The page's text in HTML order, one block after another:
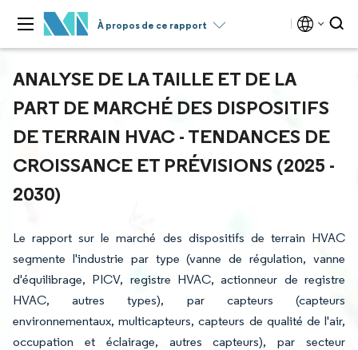
À propos de ce rapport
ANALYSE DE LA TAILLE ET DE LA
PART DE MARCHÉ DES DISPOSITIFS
DE TERRAIN HVAC - TENDANCES DE
CROISSANCE ET PRÉVISIONS (2025 -
2030)
Le rapport sur le marché des dispositifs de terrain HVAC
segmente l'industrie par type (vanne de régulation, vanne
d'équilibrage, PICV, registre HVAC, actionneur de registre
HVAC, autres types), par capteurs (capteurs
environnementaux, multicapteurs, capteurs de qualité de l'air,
occupation et éclairage, autres capteurs), par secteur